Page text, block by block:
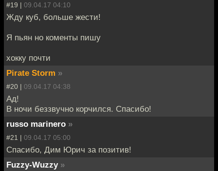
#19 | 09.04.17 04:10
Жду куб, больше жести!
Я пьян но коменты пишу
хокку почти
Pirate Storm »
#20 | 09.04.17 04:38
Ад!
В ночи беззвучно корчился. Спасибо!
russo marinero »
#21 | 09.04.17 05:00
Спасибо, Дим Юрич за позитив!
Fuzzy-Wuzzy »